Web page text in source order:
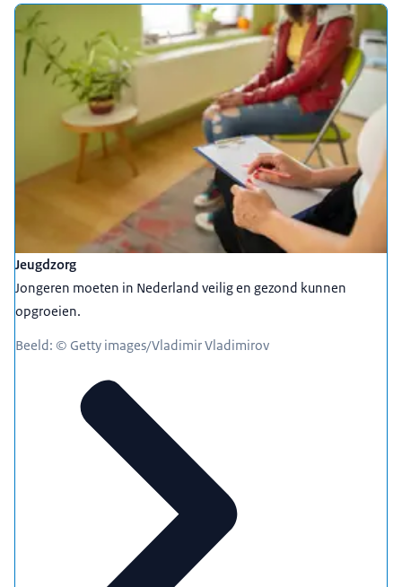
Jeugdzorg
Jongeren moeten in Nederland veilig en gezond kunnen
opgroeien.
Beeld: © Getty images/Vladimir Vladimirov